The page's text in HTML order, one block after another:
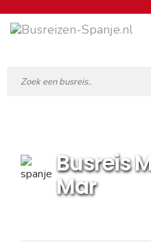
Busreis
Mar